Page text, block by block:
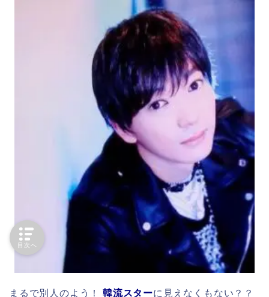
まるで別人のよう！ 韓流スターに見えなくもない？？
目次へ